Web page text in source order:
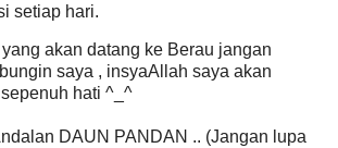
setiap hari.
akan datang ke Berau jangan
saya , insyaAllah saya akan
hati ^_^
DAUN PANDAN .. (Jangan lupa